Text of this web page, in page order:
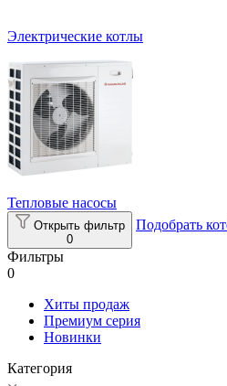
Электрические котлы
Тепловые насосы
Открыть фильтр
0
Подобрать
Фильтры
0
Хиты продаж
Премиум серия
Новинки
Категория